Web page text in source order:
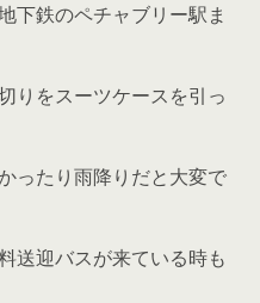
下鉄のペチャブリー駅ま
りをスーツケースを引っ
ったり雨降りだと大変で
送迎バスが来ている時も